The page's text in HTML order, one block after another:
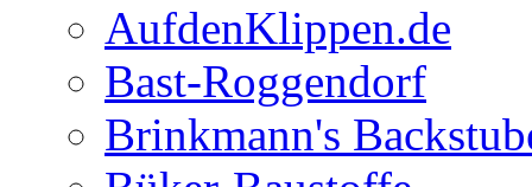
AufdenKlippen.de
Bast-Roggendorf
Brinkmann's